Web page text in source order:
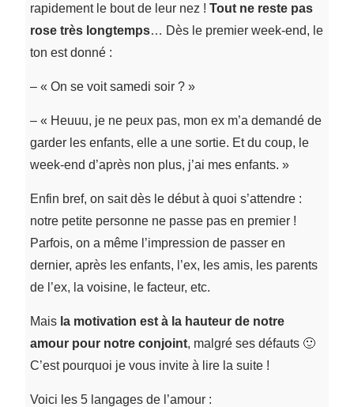
rapidement le bout de leur nez ! Tout ne reste pas
rose très longtemps… Dès le premier week-end, le
ton est donné :
– « On se voit samedi soir ? »
– « Heuuu, je ne peux pas, mon ex m’a demandé de
garder les enfants, elle a une sortie. Et du coup, le
week-end d’après non plus, j’ai mes enfants. »
Enfin bref, on sait dès le début à quoi s’attendre :
notre petite personne ne passe pas en premier !
Parfois, on a même l’impression de passer en
dernier, après les enfants, l’ex, les amis, les parents
de l’ex, la voisine, le facteur, etc.
Mais la motivation est à la hauteur de notre
amour pour notre conjoint, malgré ses défauts 🙂
C’est pourquoi je vous invite à lire la suite !
Voici les 5 langages de l’amour :